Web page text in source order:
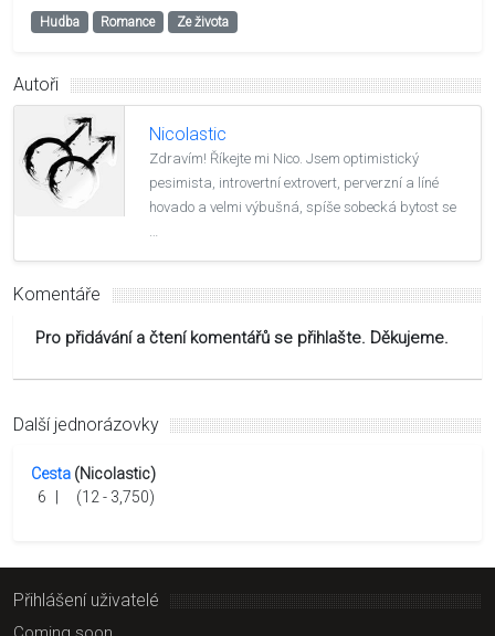
Hudba Romance Ze života
Autoři
Nicolastic
Zdravím! Říkejte mi Nico. Jsem optimistický
pesimista, introvertní extrovert, perverzní a líné
hovado a velmi výbušná, spíše sobecká bytost se
…
Komentáře
Pro přidávání a čtení komentářů se přihlašte. Děkujeme.
Další jednorázovky
Cesta (Nicolastic)
6
(12 - 3,750)
Přihlášení uživatelé